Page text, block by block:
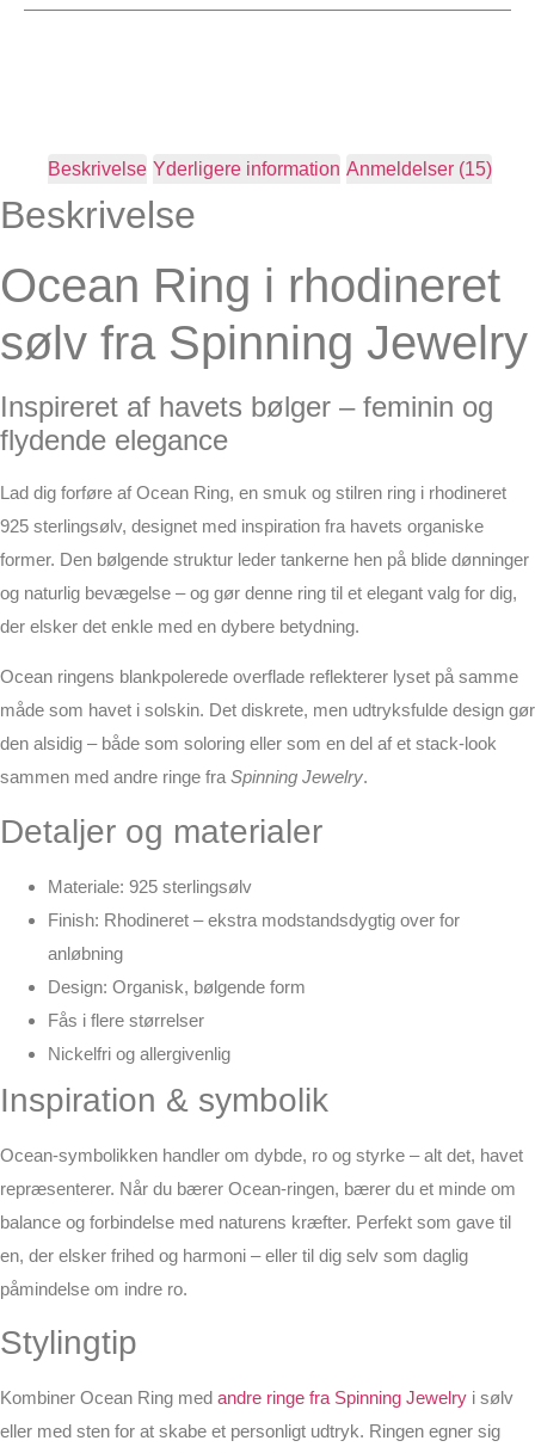
Beskrivelse Yderligere information Anmeldelser (15)
Beskrivelse
Ocean Ring i rhodineret
sølv fra Spinning Jewelry
Inspireret af havets bølger – feminin og
flydende elegance
Lad dig forføre afOcean Ring, en smuk og stilren ring i rhodineret
925 sterlingsølv, designet med inspiration fra havets organiske
former. Den bølgende struktur leder tankerne hen på blide dønninger
og naturlig bevægelse – og gør denne ring til et elegant valg for dig,
der elsker det enkle med en dybere betydning.
Ocean ringens blankpolerede overflade reflekterer lyset på samme
måde som havet i solskin. Det diskrete, men udtryksfulde design gør
den alsidig – både som soloring eller som en del af et stack-look
sammen med andre ringe fra Spinning Jewelry.
Detaljer og materialer
Materiale: 925 sterlingsølv
Finish: Rhodineret – ekstra modstandsdygtig over for
anløbning
Design: Organisk, bølgende form
Fås i flere størrelser
Nickelfri og allergivenlig
Inspiration & symbolik
Ocean-symbolikken handler om dybde, ro og styrke – alt det, havet
repræsenterer. Når du bærer Ocean-ringen, bærer du et minde om
balance og forbindelse med naturens kræfter. Perfekt som gave til
en, der elsker frihed og harmoni – eller til dig selv som daglig
påmindelse om indre ro.
Stylingtip
Kombiner Ocean Ring med andre ringe fra Spinning Jewelry i sølv
eller med sten for at skabe et personligt udtryk. Ringen egner sig